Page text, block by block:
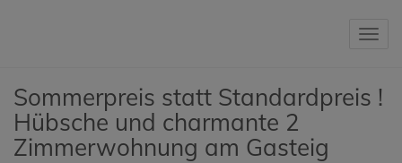
Sommerpreis statt Standardpreis !
Hübsche und charmante 2
Zimmerwohnung am Gasteig